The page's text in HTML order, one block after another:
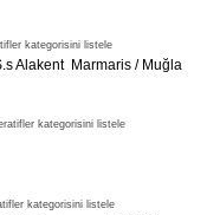
kategorisini listele
Alakent Marmaris / Muğla
kategorisini listele
kategorisini listele